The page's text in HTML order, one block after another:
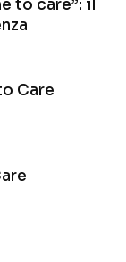
to care”: il
Care